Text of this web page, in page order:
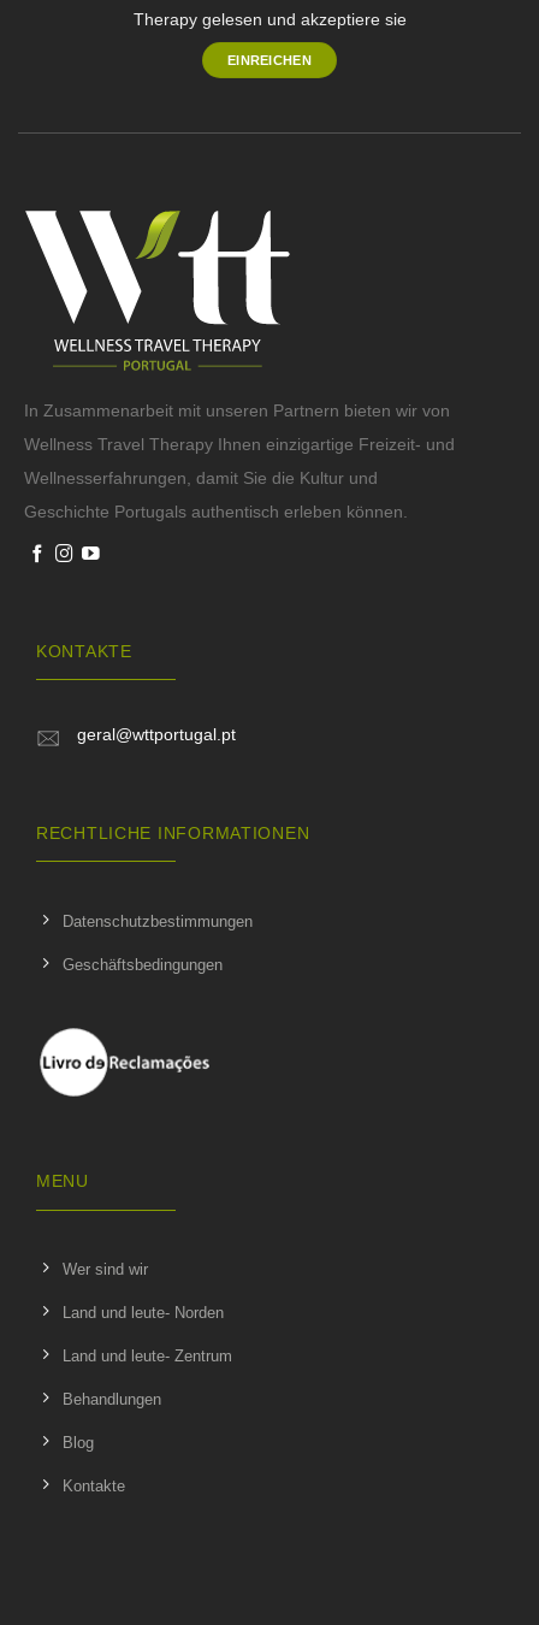
Therapy gelesen und akzeptiere sie
In Zusammenarbeit mit unseren Partnern bieten wir von
Wellness Travel Therapy Ihnen einzigartige Freizeit- und
Wellnesserfahrungen, damit Sie die Kultur und
Geschichte Portugals authentisch erleben können.
KONTAKTE
geral@wttportugal.pt
RECHTLICHE INFORMATIONEN
Datenschutzbestimmungen
Geschäftsbedingungen
MENU
Wer sind wir
Land und leute- Norden
Land und leute- Zentrum
Behandlungen
Blog
Kontakte